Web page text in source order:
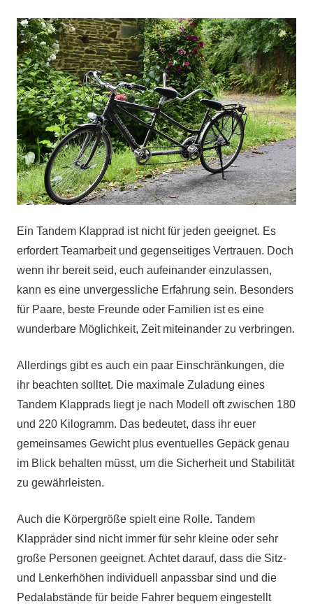
Ein Tandem Klapprad ist nicht für jeden geeignet. Es
erfordert Teamarbeit und gegenseitiges Vertrauen. Doch
wenn ihr bereit seid, euch aufeinander einzulassen,
kann es eine unvergessliche Erfahrung sein. Besonders
für Paare, beste Freunde oder Familien ist es eine
wunderbare Möglichkeit, Zeit miteinander zu verbringen.
Allerdings gibt es auch ein paar Einschränkungen, die
ihr beachten solltet. Die maximale Zuladung eines
Tandem Klapprads liegt je nach Modell oft zwischen 180
und 220 Kilogramm. Das bedeutet, dass ihr euer
gemeinsames Gewicht plus eventuelles Gepäck genau
im Blick behalten müsst, um die Sicherheit und Stabilität
zu gewährleisten.
Auch die Körpergröße spielt eine Rolle. Tandem
Klappräder sind nicht immer für sehr kleine oder sehr
große Personen geeignet. Achtet darauf, dass die Sitz-
und Lenkerhöhen individuell anpassbar sind und die
Pedalabstände für beide Fahrer bequem eingestellt